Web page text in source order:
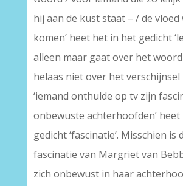
hij aan de kust staat – / de
komen’ heet het in het gedicht
alleen maar gaat over het woord
helaas niet over het verschijnsel
‘iemand onthulde op tv zijn
onbewuste achterhoofden’
gedicht ‘fascinatie’. Misschien is
fascinatie van Margriet van
zich onbewust in haar